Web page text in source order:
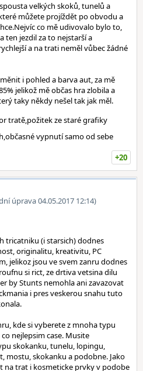
velkých skoků, tunelů a
můžete projíždět po obvodu a
co mě udivovalo bylo to,
ten jezdil za to nejstarší a
a na trati neměl vůbec žádné
i pohled a barva aut, za mě
jelikož mě občas hra zlobila a
taky někdy nešel tak jak měl.
tratě,požitek ze staré grafiky
vypnutí samo od sebe
+20
úprava 04.05.2017 12:14)
tricatniku (i starsich) dodnes
originalitu, kreativitu, PC
jelikoz jsou ve svem zanru dodnes
si rict, ze drtiva vetsina dilu
by Stunts nemohla ani zavazovat
i pres veskerou snahu tuto
kde si vyberete z mnoha typu
nejlepsim case. Musite
skokanku, tunelu, lopingu,
mostu, skokanku a podobne. Jako
na trat i kosmeticke prvky v podobe